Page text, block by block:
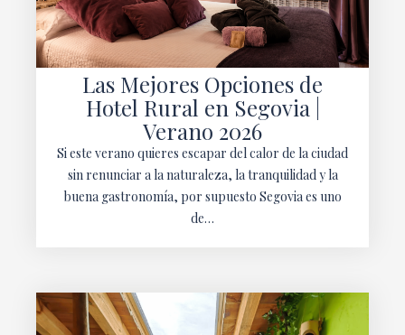
Las Mejores Opciones de
Hotel Rural en Segovia |
Verano 2026
Si este verano quieres escapar del calor de la ciudad
sin renunciar a la naturaleza, la tranquilidad y la
buena gastronomía, por supuesto Segovia es uno
de…